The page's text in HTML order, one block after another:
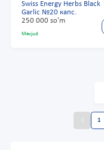
Swiss Energy Herbs Black
Garlic №20 капс.
250 000 so'm
Mavjud
1